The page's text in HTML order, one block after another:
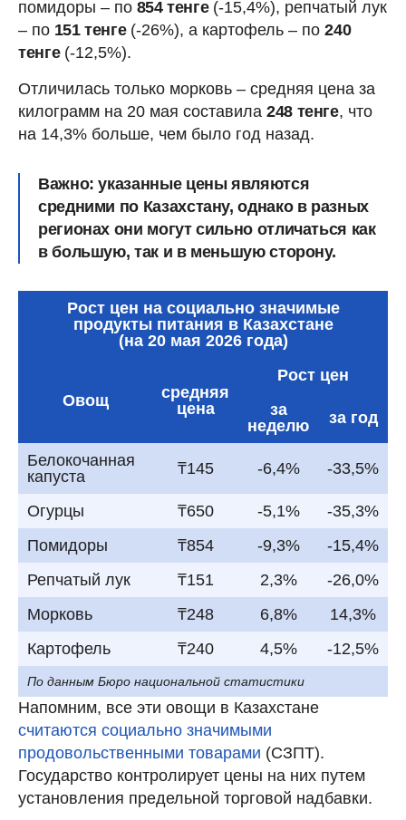
помидоры – по 854 тенге (-15,4%), репчатый лук
– по 151 тенге(-26%), а картофель – по240
тенге(-12,5%).
Отличилась только морковь – средняя цена за
килограмм на 20 мая составила 248 тенге, что
на 14,3% больше, чем было год назад.
Важно: указанные цены являются
средними по Казахстану, однако в разных
регионах они могут сильно отличаться как
в большую, так и в меньшую сторону.
Рост цен на социально значимые
продукты питания в Казахстане
(на 20 мая 2026 года)
Овощ
средняя
цена
Рост цен
за
неделю
за год
Белокочанная
капуста
₸145 -6,4% -33,5%
Огурцы ₸650 -5,1%
-35,3%
Помидоры
₸854 -9,3%
-15,4%
Репчатый лук
₸151 2,3%
-26,0%
Морковь
₸248 6,8%
14,3%
Картофель
₸240 4,5% -12,5%
По данным Бюро национальной статистики
Напомним, все эти овощи в Казахстане
считаются социально значимыми
продовольственными товарами (СЗПТ).
Государство контролирует цены на них путем
установления предельной торговой надбавки.